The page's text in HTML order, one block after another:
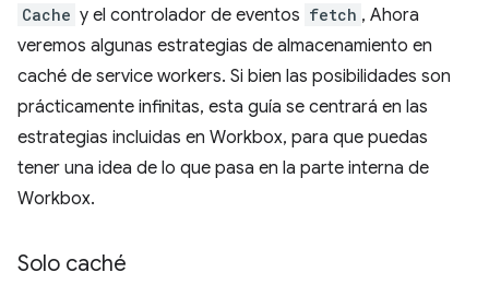
Cache y el controlador de eventos fetch , Ahora
veremos algunas estrategias de almacenamiento en
caché de service workers. Si bien las posibilidades son
prácticamente infinitas, esta guía se centrará en las
estrategias incluidas en Workbox, para que puedas
tener una idea de lo que pasa en la parte interna de
Workbox.
Solo caché